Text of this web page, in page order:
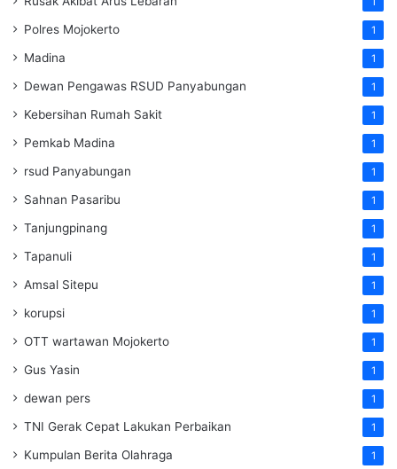
Polres Mojokerto 1
Madina 1
Dewan Pengawas RSUD Panyabungan 1
Kebersihan Rumah Sakit 1
Pemkab Madina 1
rsud Panyabungan 1
Sahnan Pasaribu 1
Tanjungpinang 1
Tapanuli 1
Amsal Sitepu 1
korupsi 1
OTT wartawan Mojokerto 1
Gus Yasin 1
dewan pers 1
TNI Gerak Cepat Lakukan Perbaikan 1
Kumpulan Berita Olahraga 1